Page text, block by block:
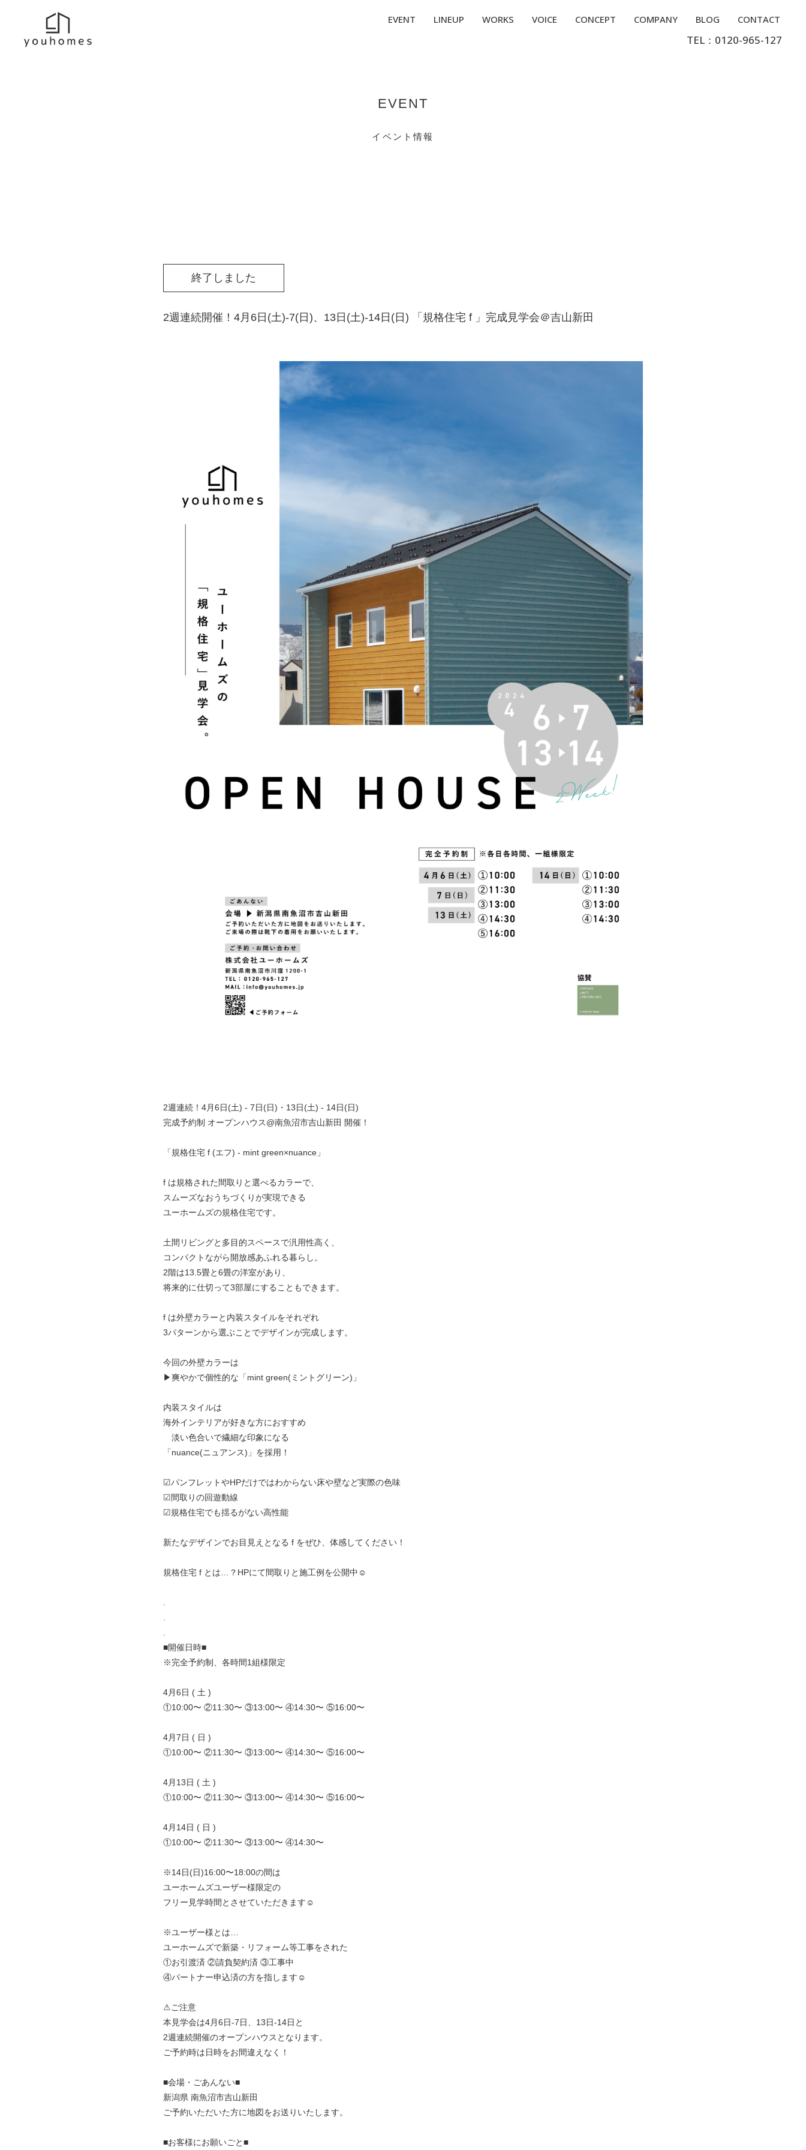
EVENT LINEUP WORKS VOICE CONCEPT COMPANY BLOG CONTACT
TEL：0120-965-127
EVENT
イベント情報
終了しました
2週連続開催！4月6日(土)-7(日)、13日(土)-14日(日) 「規格住宅 f 」完成見学会＠吉山新田
2週連続！4月6日(土) - 7日(日)・13日(土) - 14日(日)
完成予約制 オープンハウス@南魚沼市吉山新田 開催！
「規格住宅 f (エフ) - mint green×nuance」
f は規格された間取りと選べるカラーで、
スムーズなおうちづくりが実現できる
ユーホームズの規格住宅です。
土間リビングと多目的スペースで汎用性高く、
コンパクトながら開放感あふれる暮らし。
2階は13.5畳と6畳の洋室があり、
将来的に仕切って3部屋にすることもできます。
f は外壁カラーと内装スタイルをそれぞれ
3パターンから選ぶことでデザインが完成します。
今回の外壁カラーは
▶︎爽やかで個性的な「mint green(ミントグリーン)」
内装スタイルは
海外インテリアが好きな方におすすめ
淡い色合いで繊細な印象になる
「nuance(ニュアンス)」を採用！
☑︎パンフレットやHPだけではわからない床や壁など実際の色味
☑︎間取りの回遊動線
☑︎規格住宅でも揺るがない高性能
新たなデザインでお目見えとなる f をぜひ、体感してください！
規格住宅 f とは…？HPにて間取りと施工例を公開中☺︎
■開催日時■
※完全予約制、各時間1組様限定
4月6日 ( 土 )
①10:00〜 ②11:30〜 ③13:00〜 ④14:30〜 ⑤16:00〜
4月7日 ( 日 )
①10:00〜 ②11:30〜 ③13:00〜 ④14:30〜 ⑤16:00〜
4月13日 ( 土 )
①10:00〜 ②11:30〜 ③13:00〜 ④14:30〜 ⑤16:00〜
4月14日 ( 日 )
①10:00〜 ②11:30〜 ③13:00〜 ④14:30〜
※14日(日)16:00〜18:00の間は
ユーホームズユーザー様限定の
フリー見学時間とさせていただきます☺︎
※ユーザー様とは…
ユーホームズで新築・リフォーム等工事をされた
①お引渡済 ②請負契約済 ③工事中
④パートナー申込済の方を指します☺︎
⚠︎ご注意
本見学会は4月6日-7日、13日-14日と
2週連続開催のオープンハウスとなります。
ご予約時は日時をお間違えなく！
■会場・ごあんない■
新潟県 南魚沼市吉山新田
ご予約いただいた方に地図をお送りいたします。
■お客様にお願いごと■